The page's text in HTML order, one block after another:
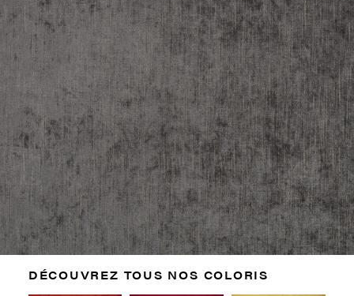
DÉCOUVREZ TOUS NOS COLORIS